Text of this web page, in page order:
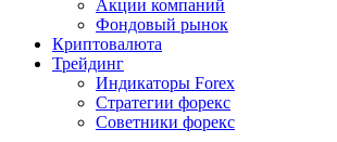
Акции компаний
Фондовый рынок
Криптовалюта
Трейдинг
Индикаторы Forex
Стратегии форекс
Советники форекс